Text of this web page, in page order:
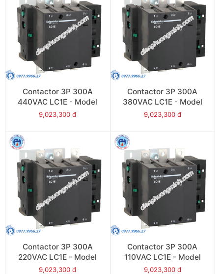
Contactor 3P 300A
440VAC LC1E - Model
LC1E300R6
9,023,300 đ
Contactor 3P 300A
380VAC LC1E - Model
LC1E300Q6
9,023,300 đ
Contactor 3P 300A
220VAC LC1E - Model
LC1E300M6
9,023,300 đ
Contactor 3P 300A
110VAC LC1E - Model
LC1E300F6
9,023,300 đ